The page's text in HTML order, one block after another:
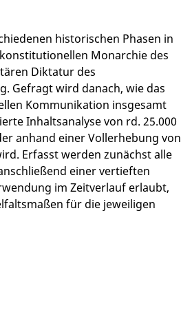
historischen Phasen in
Monarchie des
Diktatur des
Gefragt wird danach, wie das
Kommunikation insgesamt
Inhaltsanalyse von rd. 25.000
anhand einer Vollerhebung von
Erfasst werden zunächst alle
einer vertieften
im Zeitverlauf erlaubt,
für die jeweiligen